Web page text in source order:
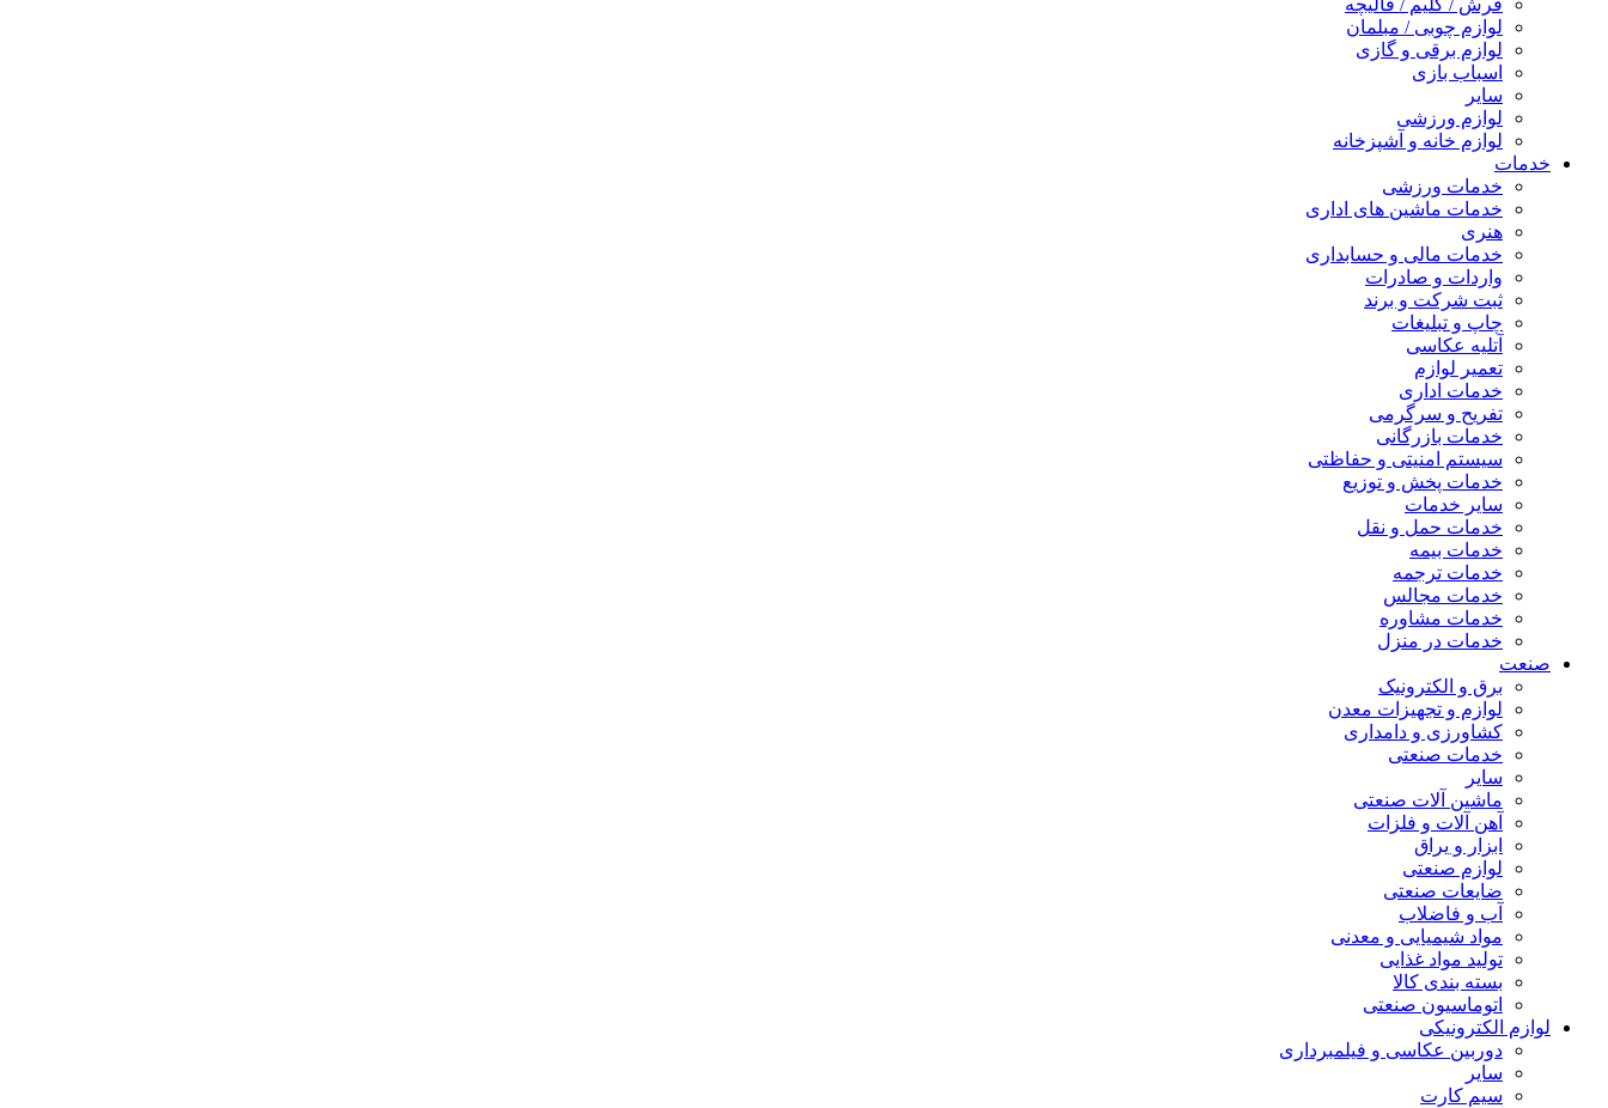
فرش / گلیم / قالیچه
لوازم چوبی / مبلمان
لوازم برقی و گازی
اسباب بازی
سایر
لوازم ورزشی
لوازم خانه و آشپزخانه
خدمات
خدمات ورزشی
خدمات ماشین های اداری
هنری
خدمات مالی و حسابداری
واردات و صادرات
ثبت شرکت و برند
چاپ و تبلیغات
آتلیه عکاسی
تعمیر لوازم
خدمات اداری
تفریح و سرگرمی
خدمات بازرگانی
سیستم امنیتی و حفاظتی
خدمات پخش و توزیع
سایر خدمات
خدمات حمل و نقل
خدمات بیمه
خدمات ترجمه
خدمات مجالس
خدمات مشاوره
خدمات در منزل
صنعت
برق و الکترونیک
لوازم و تجهیزات معدن
کشاورزی و دامداری
خدمات صنعتی
سایر
ماشین آلات صنعتی
آهن آلات و فلزات
ابزار و یراق
لوازم صنعتی
ضایعات صنعتی
آب و فاضلاب
مواد شیمیایی و معدنی
تولید مواد غذایی
بسته بندی کالا
اتوماسیون صنعتی
لوازم الکترونیکی
دوربین عکاسی و فیلمبرداری
سایر
سیم کارت